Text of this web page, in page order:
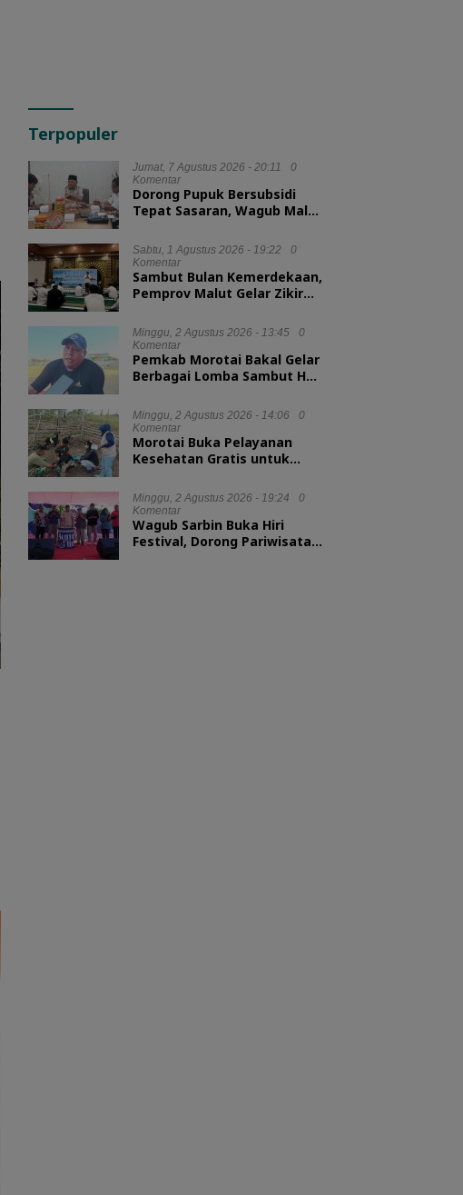
Terpopuler
Jumat, 7 Agustus 2026 - 20:11
0
Komentar
Dorong Pupuk Bersubsidi
Tepat Sasaran, Wagub Malut
Digitalisasi
Sabtu, 1 Agustus 2026 - 19:22
0
Komentar
Sambut Bulan Kemerdekaan,
Pemprov Malut Gelar Zikir
Minggu, 2 Agustus 2026 - 13:45
0
Komentar
Pemkab Morotai Bakal Gelar
Berbagai Lomba Sambut HUT
Minggu, 2 Agustus 2026 - 14:06
0
Komentar
Morotai Buka Pelayanan
Kesehatan Gratis untuk
Minggu, 2 Agustus 2026 - 19:24
0
Komentar
Wagub Sarbin Buka Hiri
Festival, Dorong Pariwisata